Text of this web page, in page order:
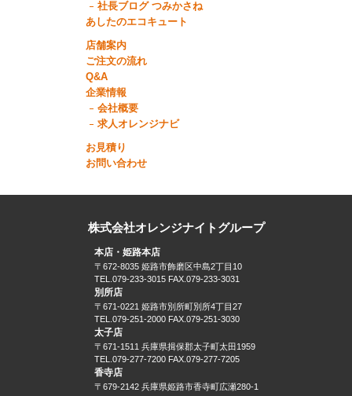
社長ブログ つみかさね
あしたのエコキュート
店舗案内
ご注文の流れ
Q&A
企業情報
会社概要
求人オレンジナビ
お見積り
お問い合わせ
株式会社オレンジナイトグループ
本店・姫路本店
〒672-8035 姫路市飾磨区中島2丁目10
TEL.079-233-3015 FAX.079-233-3031
別所店
〒671-0221 姫路市別所町別所4丁目27
TEL.079-251-2000 FAX.079-251-3030
太子店
〒671-1511 兵庫県揖保郡太子町太田1959
TEL.079-277-7200 FAX.079-277-7205
香寺店
〒679-2142 兵庫県姫路市香寺町広瀬280-1